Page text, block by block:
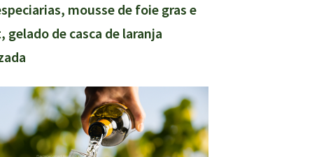
mousse de foie gras e
gelado de casca de laranja